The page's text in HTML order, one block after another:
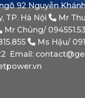
Phát
Dự
Phòng
Bắt
Phải
Có?
92 Nguyễn
TP. Hà Nội
Mr
Mr Chủng/
Ms Hậu/
Email: